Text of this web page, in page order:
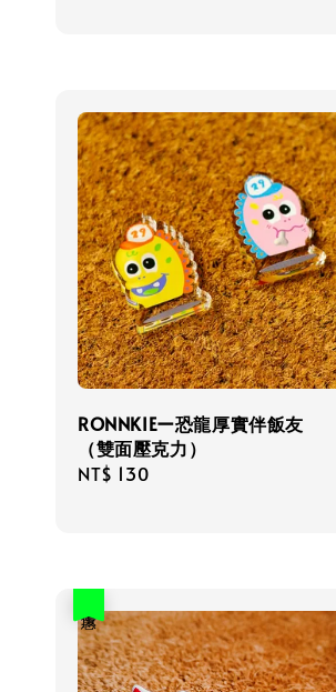
RONNKIEー恐龍厚實伴飯友
（雙面壓克力）
Regular
NT$ 130